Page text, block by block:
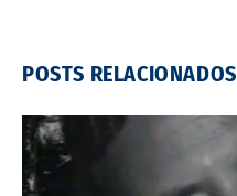
POSTS RELACIONADOS